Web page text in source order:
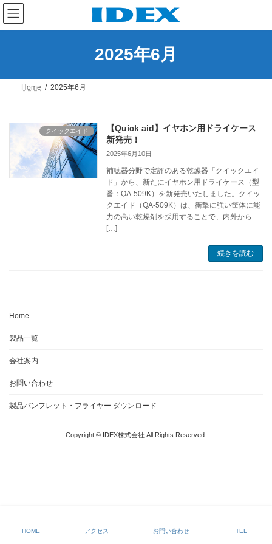
コ
ン
テ
キ
ナ
ビ
ゲ
に
2025年6月
Home 2025年6月
クイックエイド
【Quick aid】イヤホン用ドライケース
新発売！
2025年6月10日
補聴器分野で定評のある乾燥器「クイックエイ
ド」から、新たにイヤホン用ドライケース（型
番：QA-509K）を新発売いたしました。クイッ
クエイド（QA-509K）は、衝撃に強い筐体に能
力の高い乾燥剤を採用することで、内外から
[…]
続きを読む
Home
製品一覧
会社案内
お問い合わせ
製品パンフレット・フライヤー ダウンロード
Copyright © IDEX株式会社 All Rights Reserved.
HOME アクセス お問い合わせ TEL